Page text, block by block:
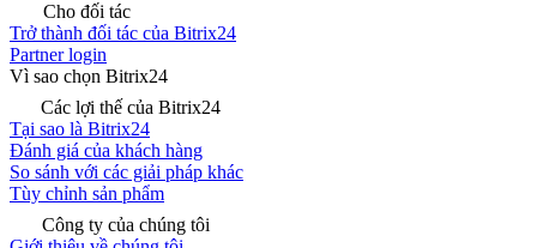
Cho đối tác
Trở thành đối tác của Bitrix24
Partner login
Vì sao chọn Bitrix24
Các lợi thế của Bitrix24
Tại sao là Bitrix24
Đánh giá của khách hàng
So sánh với các giải pháp khác
Tùy chỉnh sản phẩm
Công ty của chúng tôi